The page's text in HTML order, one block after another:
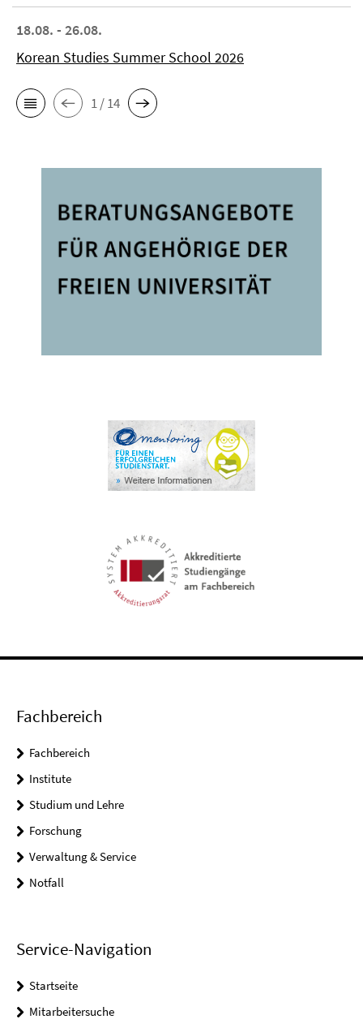
18.08. - 26.08.
Korean Studies Summer School 2026
1 / 14
Fachbereich
Fachbereich
Institute
Studium und Lehre
Forschung
Verwaltung & Service
Notfall
Service-Navigation
Startseite
Mitarbeitersuche